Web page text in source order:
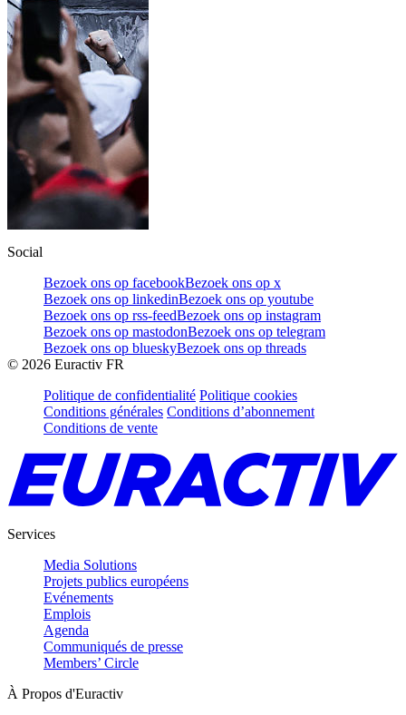
Social
Bezoek ons op facebookBezoek ons op x
Bezoek ons op linkedinBezoek ons op youtube
Bezoek ons op rss-feedBezoek ons op instagram
Bezoek ons op mastodonBezoek ons op telegram
Bezoek ons op blueskyBezoek ons op threads
© 2026 Euractiv FR
Politique de confidentialité Politique cookies
Conditions générales Conditions d’abonnement
Conditions de vente
Services
Media Solutions
Projets publics européens
Evénements
Emplois
Agenda
Communiqués de presse
Members’ Circle
À Propos d'Euractiv